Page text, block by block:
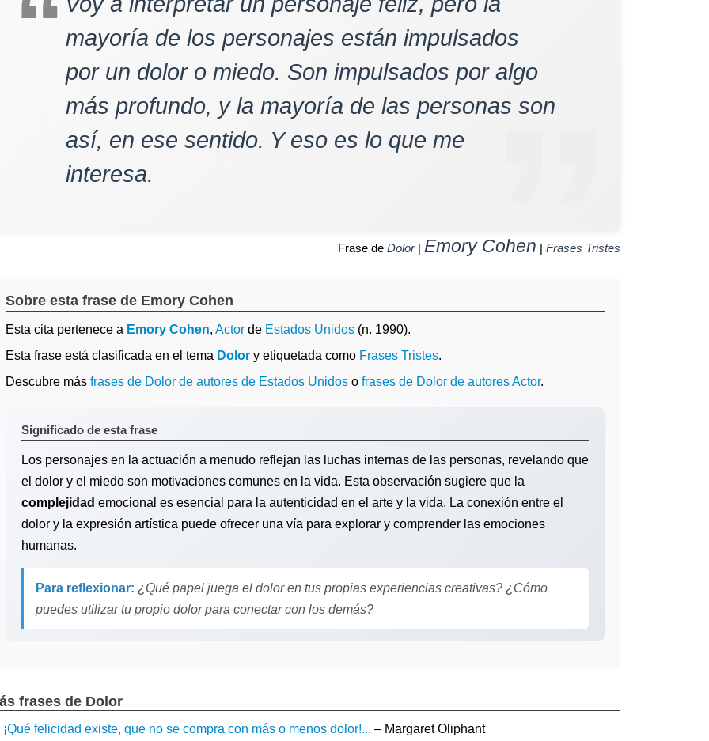
mayoría de los personajes están impulsados
por un dolor o miedo. Son impulsados por algo
más profundo, y la mayoría de las personas son
así, en ese sentido. Y eso es lo que me
interesa.
Frase de Dolor| Emory Cohen | Frases Tristes
Sobre esta frase de Emory Cohen
Esta cita pertenece a Emory Cohen, Actor de Estados Unidos (n. 1990).
Esta frase está clasificada en el tema Dolor y etiquetada como Frases Tristes.
Descubre más frases de Dolor de autores de Estados Unidos o frases de Dolor de autores Actor.
Significado de esta frase
Los personajes en la actuación a menudo reflejan las luchas internas de las personas, revelando que
el dolor y el miedo son motivaciones comunes en la vida. Esta observación sugiere que la
complejidad emocional es esencial para la autenticidad en el arte y la vida. La conexión entre el
dolor y la expresión artística puede ofrecer una vía para explorar y comprender las emociones
humanas.
Para reflexionar: ¿Qué papel juega el dolor en tus propias experiencias creativas? ¿Cómo
puedes utilizar tu propio dolor para conectar con los demás?
frases de Dolor
¡Qué felicidad existe, que no se compra con más o menos dolor!... – Margaret Oliphant